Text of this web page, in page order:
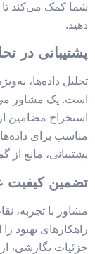
شما کمک می‌کند تا
دهید.
پشتیبانی در
تحلیل داده‌ها،
است. یک مشاور
استخراج مضامین
مناسب برای
پشتیبانی، مانع
تضمین کیفیت
مشاور با تجربه،
راهکارهای بهبود
جزئیات نگارشی،